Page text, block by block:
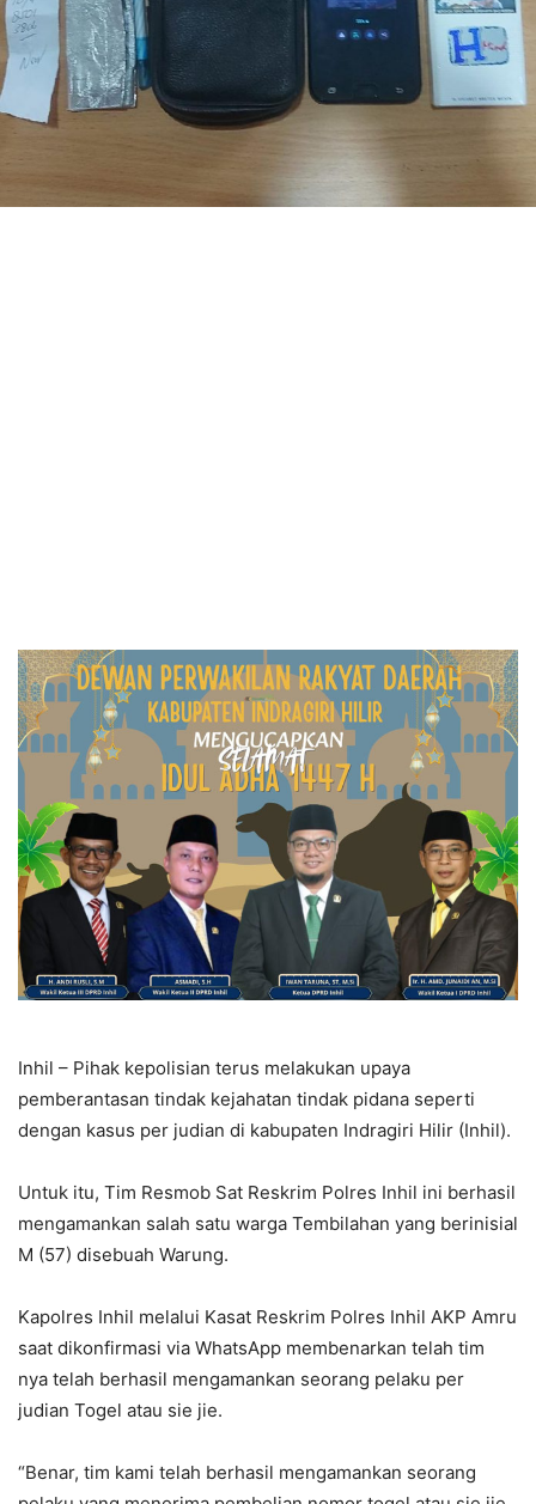
Inhil – Pihak kepolisian terus melakukan upaya
pemberantasan tindak kejahatan tindak pidana seperti
dengan kasus per judian di kabupaten Indragiri Hilir (Inhil).
Untuk itu, Tim Resmob Sat Reskrim Polres Inhil ini berhasil
mengamankan salah satu warga Tembilahan yang berinisial
M (57) disebuah Warung.
Kapolres Inhil melalui Kasat Reskrim Polres Inhil AKP Amru
saat dikonfirmasi via WhatsApp membenarkan telah tim
nya telah berhasil mengamankan seorang pelaku per
judian Togel atau sie jie.
“Benar, tim kami telah berhasil mengamankan seorang